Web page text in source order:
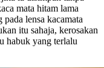
mata hitam lama
lensa kacamata
itu sahaja, kerosakan
habuk yang terlalu